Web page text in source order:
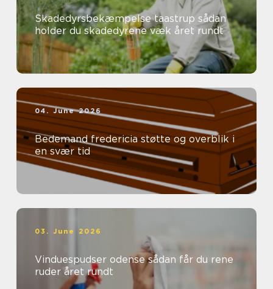
Skadedyrsbekæmpelse taastrup sådan
holder du skadedyrene væk året rundt
04. June 2026
Bedemand fredericia støtte og overblik i
en svær tid
03. June 2026
Vinduespudser odense sådan får du rene
ruder året rundt